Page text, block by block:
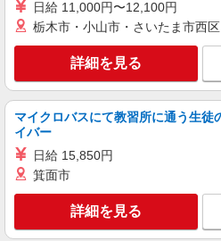
時給：1,220円
し 兵庫県丹波市
徒歩/車/自転車/バ
分 ※構内の（無料
キープ
正社員
UTエージェント株式会社 AGT関西第
《JAVK1C》
塗装
月給：222,000
日給 11,000円〜12,100円
栃木市・小山市・さいたま市西
詳細を見る
マイクロバスにて教習所に通う生徒
イバー
日給 15,850円
箕面市
詳細を見る